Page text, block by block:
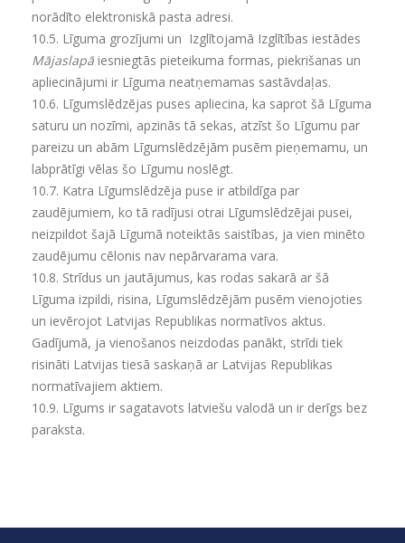
norādīto elektroniskā pasta adresi.
10.5. Līguma grozījumi un Izglītojamā Izglītības iestādes
Mājaslapā iesniegtās pieteikuma formas, piekrišanas un
apliecinājumi ir Līguma neatņemamas sastāvdaļas.
10.6. Līgumslēdzējas puses apliecina, ka saprot šā Līguma
saturu un nozīmi, apzinās tā sekas, atzīst šo Līgumu par
pareizu un abām Līgumslēdzējām pusēm pieņemamu, un
labprātīgi vēlas šo Līgumu noslēgt.
10.7. Katra Līgumslēdzēja puse ir atbildīga par
zaudējumiem, ko tā radījusi otrai Līgumslēdzējai pusei,
neizpildot šajā Līgumā noteiktās saistības, ja vien minēto
zaudējumu cēlonis nav nepārvarama vara.
10.8. Strīdus un jautājumus, kas rodas sakarā ar šā
Līguma izpildi, risina, Līgumslēdzējām pusēm vienojoties
un ievērojot Latvijas Republikas normatīvos aktus.
Gadījumā, ja vienošanos neizdodas panākt, strīdi tiek
risināti Latvijas tiesā saskaņā ar Latvijas Republikas
normatīvajiem aktiem.
10.9. Līgums ir sagatavots latviešu valodā un ir derīgs bez
paraksta.